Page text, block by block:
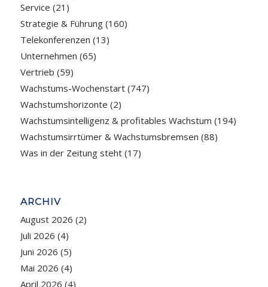
Service (21)
Strategie & Führung(160)
Telekonferenzen (13)
Unternehmen (65)
Vertrieb (59)
Wachstums-Wochenstart(747)
Wachstumshorizonte (2)
Wachstumsintelligenz & profitables Wachstum (194)
Wachstumsirrtümer & Wachstumsbremsen (88)
Was in der Zeitung steht(17)
ARCHIV
August 2026 (2)
Juli 2026 (4)
Juni 2026 (5)
Mai 2026 (4)
April 2026 (4)